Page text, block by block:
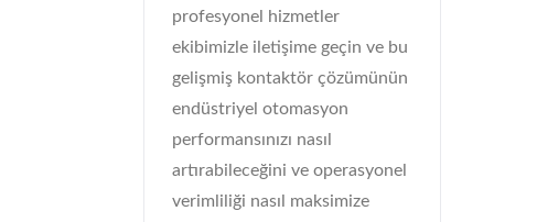
profesyonel hizmetler
ekibimizle iletişime geçin ve bu
gelişmiş kontaktör çözümünün
endüstriyel otomasyon
performansınızı nasıl
artırabileceğini ve operasyonel
verimliliği nasıl maksimize